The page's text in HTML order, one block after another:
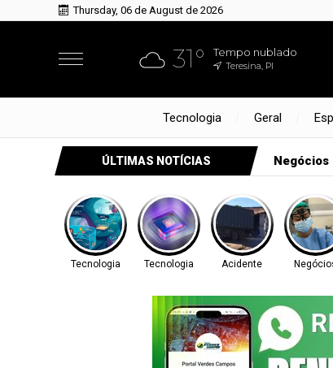
Thursday, 06 de August de 2026
31° Tempo nublado
Teresina, PI
Tecnologia Geral
ÚLTIMAS NOTÍCIAS Negócios
Tecnologia Tecnologia Acidente